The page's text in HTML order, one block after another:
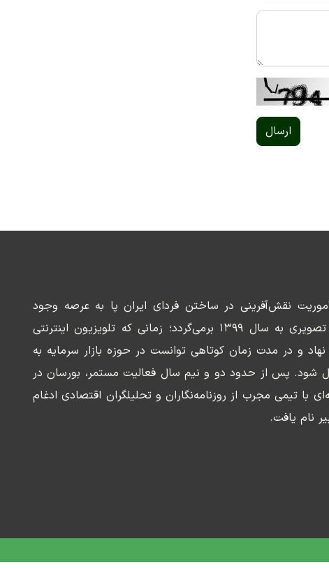
ارسال
نقش‌آفرینی در ساختن فردای ایران پا به عرصه وجود
می‌گذارد. سابقه این رسانه تصویری به سال ۱۳۹۹ برمی‌گردد؛ زمانی که تلویزیون اینترنتی
و در مدت زمان کوتاهی توانست در حوزه بازار سرمایه به
شود. پس از حدود دو و نیم سال فعالیت مستمر، بورسان در
توسعه‌ای با تیمی مجرب از روزنامه‌نگاران و تحلیلگران اقتصادی ادغام
نام یافت.